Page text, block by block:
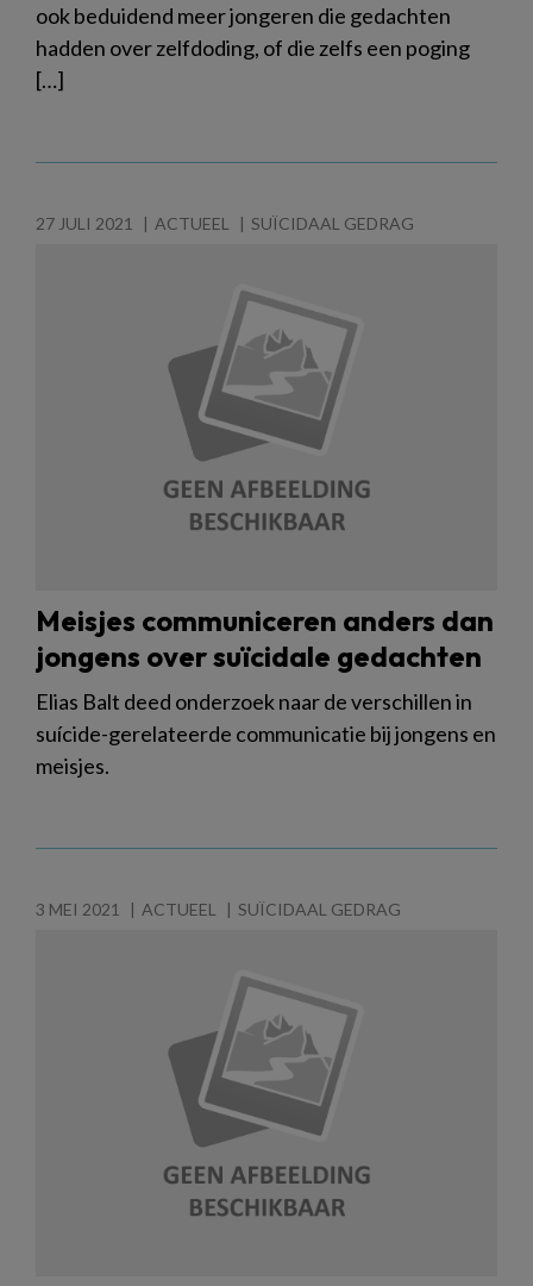
ook beduidend meer jongeren die gedachten
hadden over zelfdoding, of die zelfs een poging
[…]
27 JULI 2021 ACTUEEL SUÏCIDAAL GEDRAG
Meisjes communiceren anders dan
jongens over suïcidale gedachten
Elias Balt deed onderzoek naar de verschillen in
suícide-gerelateerde communicatie bij jongens en
meisjes.
3 MEI 2021 ACTUEEL SUÏCIDAAL GEDRAG